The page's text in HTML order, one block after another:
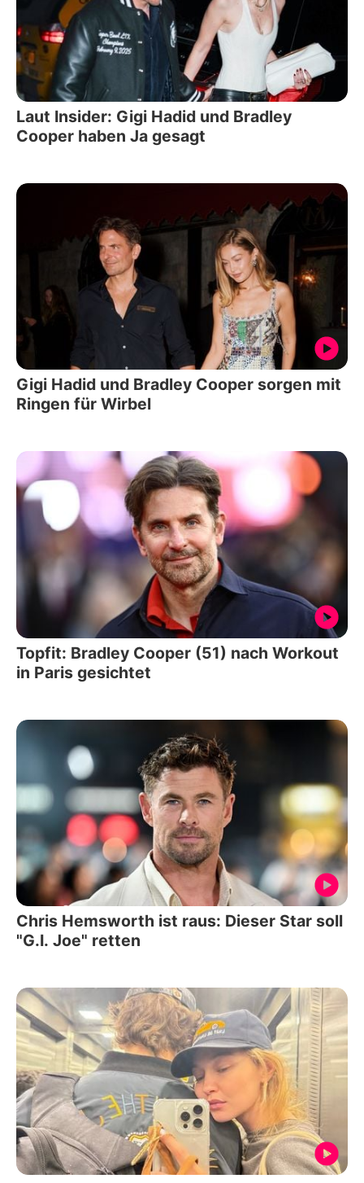
Laut Insider: Gigi Hadid und Bradley
Cooper haben Ja gesagt
Gigi Hadid und Bradley Cooper sorgen mit
Ringen für Wirbel
Topfit: Bradley Cooper (51) nach Workout
in Paris gesichtet
Chris Hemsworth ist raus: Dieser Star soll
"G.I. Joe" retten